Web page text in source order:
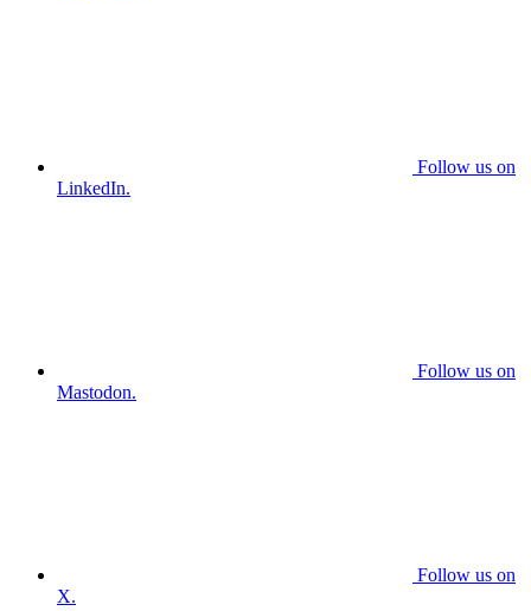
Follow us on
LinkedIn.
Follow us on
Mastodon.
Follow us on
X.